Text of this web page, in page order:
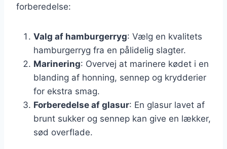
forberedelse:
Valg af hamburgerryg: Vælg en kvalitets
hamburgerryg fra en pålidelig slagter.
Marinering: Overvej at marinere kødet i en
blanding af honning, sennep og krydderier
for ekstra smag.
Forberedelse af glasur: En glasur lavet af
brunt sukker og sennep kan give en lækker,
sød overflade.